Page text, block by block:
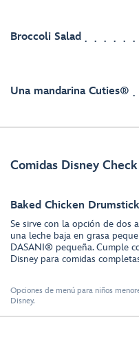
Broccoli Salad
Una mandarina Cuties®
Comidas Disney
Baked Chicken Drumstick
Se sirve con la opción de dos
una leche baja en grasa
DASANI® pequeña. Cumple
Disney para comidas
Opciones de menú para niños
Disney.